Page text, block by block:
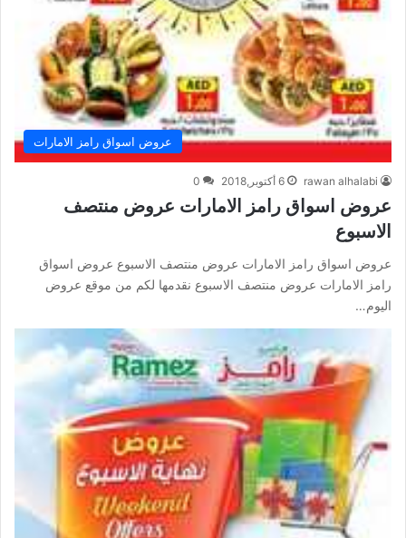
عروض اسواق رامز الامارات
rawan alhalabi 6 أكتوبر,2018 0
عروض اسواق رامز الامارات عروض منتصف
الاسبوع
عروض اسواق رامز الامارات عروض منتصف الاسبوع عروض اسواق
رامز الامارات عروض منتصف الاسبوع نقدمها لكم من موقع عروض
اليوم…